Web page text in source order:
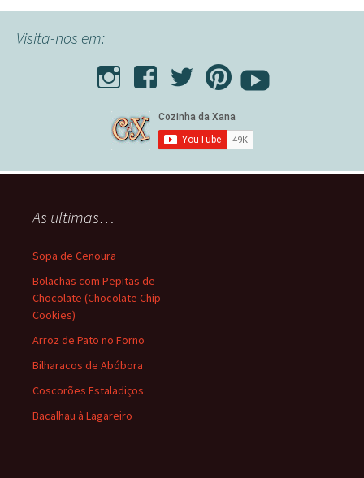
Visita-nos em:
As ultimas…
Sopa de Cenoura
Bolachas com Pepitas de
Chocolate (Chocolate Chip
Cookies)
Arroz de Pato no Forno
Bilharacos de Abóbora
Coscorões Estaladiços
Bacalhau à Lagareiro